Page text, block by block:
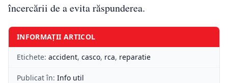
încercării de a evita răspunderea.
INFORMAȚII ARTICOL
Etichete: accident, casco, rca, reparatie
Publicat în: Info util